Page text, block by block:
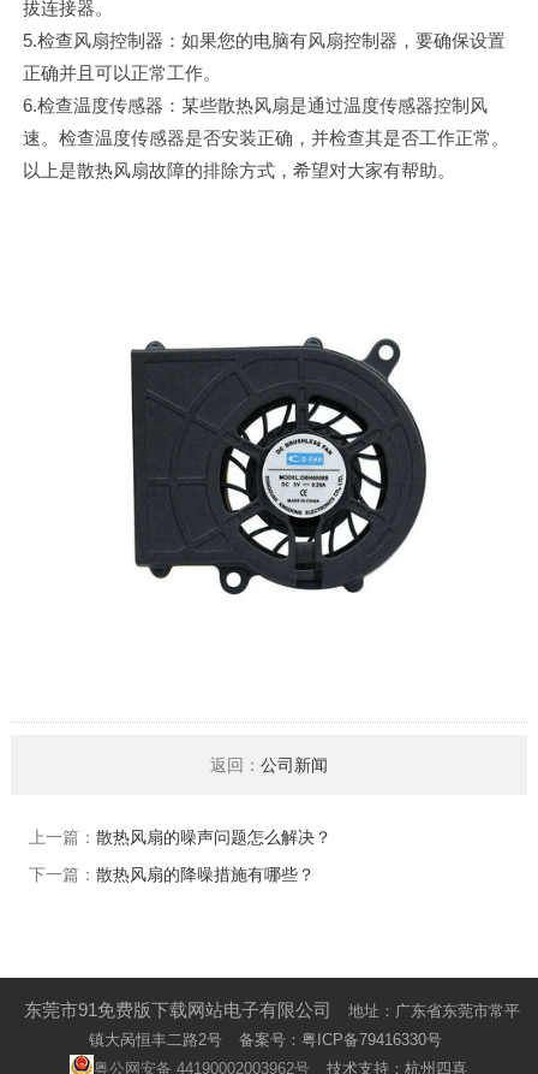
拔连接器。
5.检查风扇控制器：如果您的电脑有风扇控制器，要确保设置
正确并且可以正常工作。
6.检查温度传感器：某些散热风扇是通过温度传感器控制风
速。检查温度传感器是否安装正确，并检查其是否工作正常。
以上是散热风扇故障的排除方式，希望对大家有帮助。
返回： 公司新闻
上一篇： 散热风扇的噪声问题怎么解决？
下一篇： 散热风扇的降噪措施有哪些？
东莞市91免费版下载网站电子有限公司
地址：广东省东莞市常平
镇大呙恒丰二路2号
备案号：粤ICP备79416330号
粤公网安备 44190002003962号
技术支持：杭州四喜